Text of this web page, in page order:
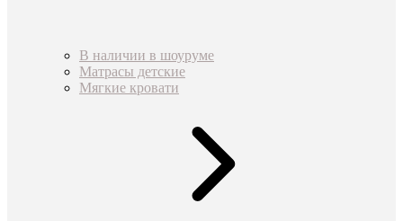
В наличии в шоуруме
Матрасы детские
Мягкие кровати